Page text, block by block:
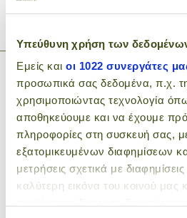
Υπεύθυνη χρήση των
Εμείς και οι 1022 συνεργάτες
προσωπικά σας δεδομένα, π.χ.
χρησιμοποιώντας τεχνολογία
αποθηκεύουμε και να έχουμε
πληροφορίες στη συσκευή σας,
εξατομικευμένων διαφημίσεων
μετρήσεις σχετικά με
καλύτερη εικόνα του κοινού μας
Natural Deodorant Roll on
with donkey milk & Aloe